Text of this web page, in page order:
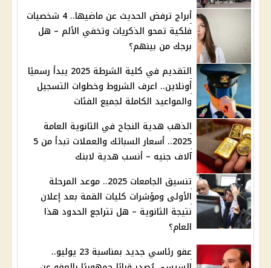
أبراج ترفض الحديث عن ماضيها.. 4 شخصيات
فلكية تمحو الذكريات وتخفي الألم – هل
برجك من بينهم؟
التقديم في كلية الشرطة 2025 يبدأ رسميًا
أونلاين.. اعرف الشروط وخطوات التسجيل
والمواعيد الكاملة لجميع الفئات
الذهب هدية النجاح في الثانوية العامة
2025.. أسعار السبائك والعملات تبدأ من 5
آلاف جنيه – أنسب هدية لابنك
تنسيق الجامعات 2025.. موعد المرحلة
الأولى ومؤشرات كليات القمة بعد إعلان
نتيجة الثانوية – هل تتراجع الحدود هذا
العام؟
عفو رئاسي جديد بمناسبة 23 يوليو..